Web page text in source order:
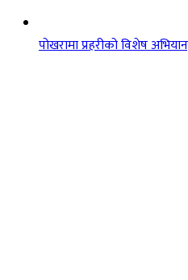
पोखरामा प्रहरीको विशेष